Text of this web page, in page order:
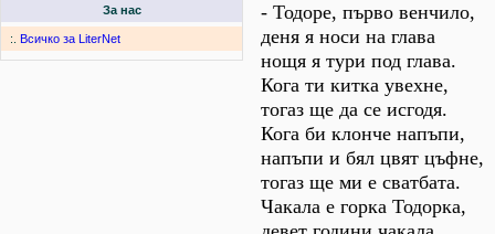
За нас
:. Всичко за LiterNet
- Тодоре, първо венчило,
деня я носи на глава
нощя я тури под глава.
Кога ти китка увехне,
тогаз ще да се исгодя.
Кога би клонче напъпи,
напъпи и бял цвят цъфне,
тогаз ще ми е сватбата.
Чакала е горка Тодорка,